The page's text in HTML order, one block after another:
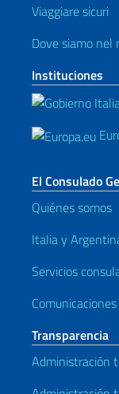
Viaggiare sicuri
Dove siamo nel
Instituciones
El Consulado
Quiénes somos
Italia y
Servicios
Comunicaciones
Transparencia
Administración